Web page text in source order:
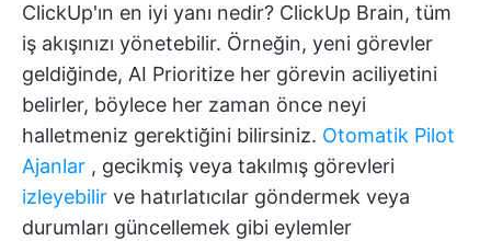
ClickUp'ın en iyi yanı nedir? ClickUp Brain, tüm
iş akışınızı yönetebilir. Örneğin, yeni görevler
geldiğinde, AI Prioritize her görevin aciliyetini
belirler, böylece her zaman önce neyi
halletmeniz gerektiğini bilirsiniz. Otomatik Pilot
Ajanlar , gecikmiş veya takılmış görevleri
izleyebilir ve hatırlatıcılar göndermek veya
durumları güncellemek gibi eylemler